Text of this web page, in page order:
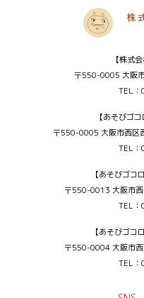
【株式
〒550-0005 大阪
TEL
【あそびゴ
〒550-0005 大阪市西区
TEL
【あそびゴコ
〒550-0013 大阪市
TEL
【あそびゴコ
〒550-0004 大阪市
TEL